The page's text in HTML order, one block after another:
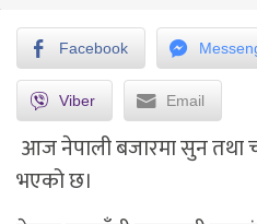
Facebook
Viber Email
आज नेपाली बजारमा सुन तथा
भएको छ।